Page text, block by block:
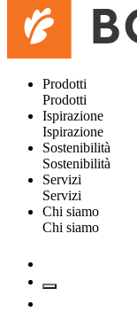
Prodotti
Prodotti
Ispirazione
Ispirazione
Sostenibilità
Sostenibilità
Servizi
Servizi
Chi siamo
Chi siamo